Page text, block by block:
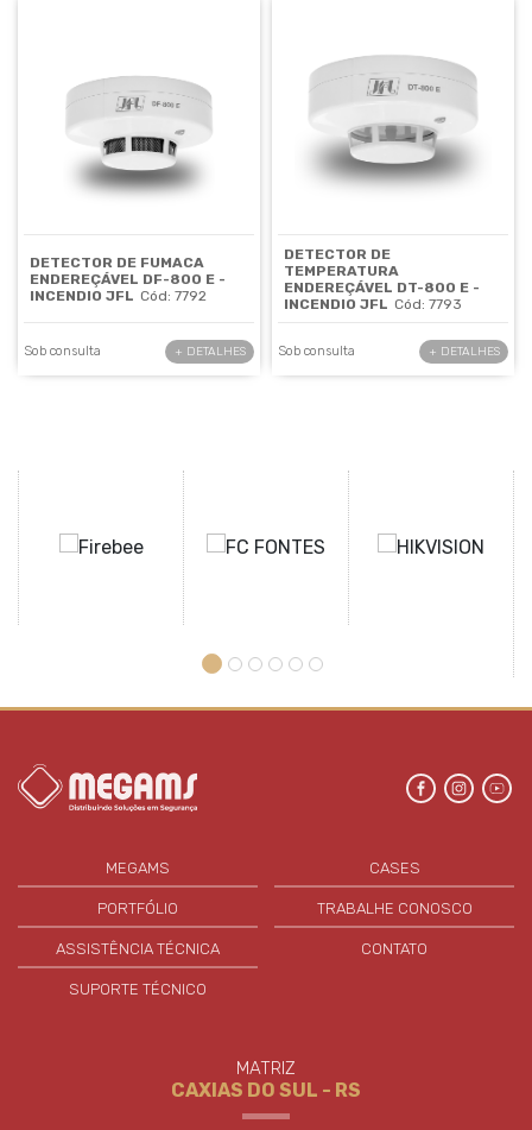
DETECTOR DE FUMACA
ENDEREÇÁVEL DF-800 E -
INCENDIO JFL Cód: 7792
Sob consulta + DETALHES
DETECTOR DE
TEMPERATURA
ENDEREÇÁVEL DT-800 E -
INCENDIO JFL Cód: 7793
Sob consulta + DETALHES
MEGAMS
PORTFÓLIO
ASSISTÊNCIA TÉCNICA
SUPORTE TÉCNICO
CASES
TRABALHE CONOSCO
CONTATO
MATRIZ
CAXIAS DO SUL - RS